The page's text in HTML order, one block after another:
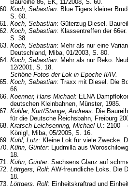
Baureihe 86, EK, 11/2008, S. 60.
Koch, Sebastian: Blue Tigers kleiner
S. 60.
Koch, Sebastian: Güterzug-Diesel.
Koch, Sebastian: Klassentreffen der
S. 38.
Koch, Sebastian: Mehr als nur eine
Deutschland, Miba, 01/2003, S. 80.
Koch, Sebastian: Mehr als nur Reko.
12/2001, S. 18.
Schöne Fotos der Lok in Epoche II/IV.
Koch, Sebastian: Traxx mit Diesel. Die
66.
Koenner, Hans Michael: ELNA
deutschen Kleinbahnen, Münster, 1985.
Köhler, Kurt/Stange, Andreas: Die
für die Deutsche Reichsbahn, Freiburg
Kratsch-Leichsenring, Michael U. : 2100 –
König!, Miba, 05/2005, S. 16.
Kuhl, Lutz: Kleine Lok für viele Zwecke.
Kühn, Günter: Ljudmilla aus
18.
Kühn, Günter: Sachsens Glanz auf
Löttgers, Rolf: AW-freundliche Loks. Die
18.
Löttgers, Rolf: Einheitskraftrad und